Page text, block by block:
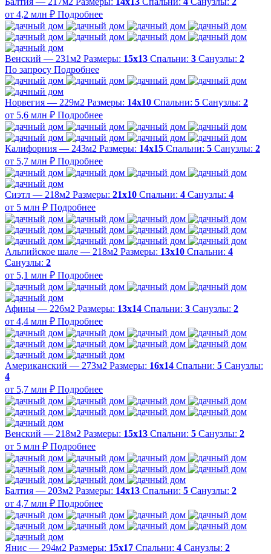
от 4,2 млн ₽ Подробнее
Венский — 231м2 Размеры: 15х13 Спальни: 3 Санузлы: 2
По запросу Подробнее
Норвегия — 229м2 Размеры: 14х10 Спальни: 5 Санузлы: 2
от 5,6 млн ₽ Подробнее
Калифорния — 243м2 Размеры: 14х15 Спальни: 5 Санузлы: 2
от 5,7 млн ₽ Подробнее
Сиэтл — 218м2 Размеры: 21х10 Спальни: 4 Санузлы: 4
от 5 млн ₽ Подробнее
Альпийское шале — 218м2 Размеры: 13х10 Спальни: 4
Санузлы: 2
от 5,1 млн ₽ Подробнее
Афины — 226м2 Размеры: 13х14 Спальни: 3 Санузлы: 2
от 4,4 млн ₽ Подробнее
Американский — 273м2 Размеры: 16х14 Спальни: 5 Санузлы:
4
от 5,7 млн ₽ Подробнее
Венский — 218м2 Размеры: 15х13 Спальни: 5 Санузлы: 2
от 5 млн ₽ Подробнее
Балтия — 203м2 Размеры: 14х13 Спальни: 5 Санузлы: 2
от 4,7 млн ₽ Подробнее
Янис — 294м2 Размеры: 15х17 Спальни: 4 Санузлы: 2